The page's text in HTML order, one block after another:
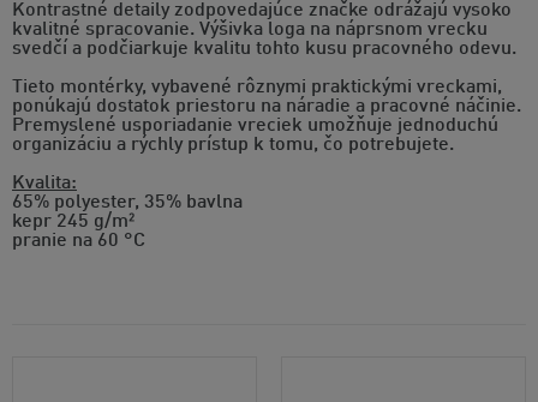
Kontrastné detaily zodpovedajúce značke odrážajú vysoko
kvalitné spracovanie. Výšivka loga na náprsnom vrecku
svedčí a podčiarkuje kvalitu tohto kusu pracovného odevu.
Tieto montérky, vybavené rôznymi praktickými vreckami,
ponúkajú dostatok priestoru na náradie a pracovné náčinie.
Premyslené usporiadanie vreciek umožňuje jednoduchú
organizáciu a rýchly prístup k tomu, čo potrebujete.
Kvalita:
65% polyester, 35% bavlna
kepr 245 g/m²
pranie na 60 °C